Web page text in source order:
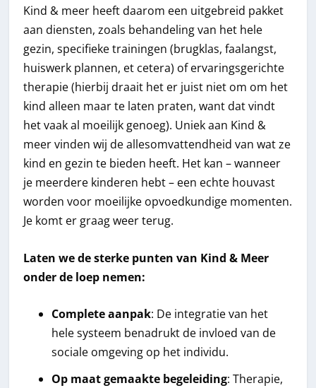
Kind & meer heeft daarom een uitgebreid pakket
aan diensten, zoals behandeling van het hele
gezin, specifieke trainingen (brugklas, faalangst,
huiswerk plannen, et cetera) of ervaringsgerichte
therapie (hierbij draait het er juist niet om om het
kind alleen maar te laten praten, want dat vindt
het vaak al moeilijk genoeg). Uniek aan Kind &
meer vinden wij de allesomvattendheid van wat ze
kind en gezin te bieden heeft. Het kan – wanneer
je meerdere kinderen hebt – een echte houvast
worden voor moeilijke opvoedkundige momenten.
Je komt er graag weer terug.
Laten we de sterke punten van Kind & Meer
onder de loep nemen:
Complete aanpak: De integratie van het
hele systeem benadrukt de invloed van de
sociale omgeving op het individu.
Op maat gemaakte begeleiding: Therapie,